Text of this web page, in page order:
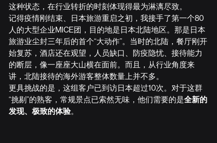
这种状态，在行业转折的时刻体现得最为淋漓尽致。
记得疫情刚结束、日本旅游重启之初，我接手了第一个80
人的大型企业MICE团，目的地是日本北陆地区。那是日本
旅游业尘封三年后的首个“大动作”。当时的北陆，餐厅刚开
始复苏，酒店还在观望，人员缺口、防疫隐忧、接待能力
的断层，像一座座大山横在面前。而且，从行业角度来
讲，北陆接待的海外游客整体数量上并不多。
更具挑战的是，这组客户已到访日本超过10次。对于这群
“挑剔”的熟客，常规景点已索然无味，他们需要的是全新的
发现、极致的体验。